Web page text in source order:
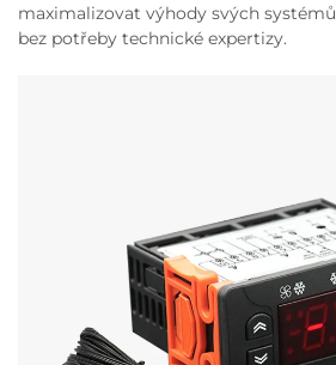
maximalizovat výhody svých
bez potřeby technické expertizy.